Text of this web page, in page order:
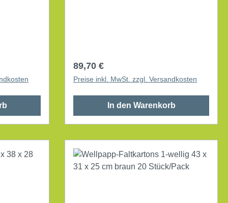
Regulärer Preis:
89,70 €
Preise inkl. MwSt. zzgl. Versandkosten
In den Warenkorb